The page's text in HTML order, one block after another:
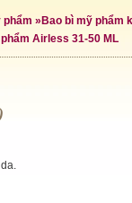
phẩm » Bao bì mỹ phẩm
Airless 31-50 ML